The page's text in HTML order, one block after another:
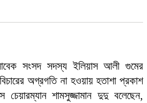
সংসদ সদস্য ইলিয়াস আলী গুমের
অগ্রগতি না হওয়ায় হতাশা প্রকাশ
চেয়ারম্যান শামসুজ্জামান দুদু বলেছেন,